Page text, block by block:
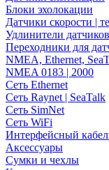
Блоки эхолокации
Датчики скорости |
Удлинители датчиков
Переходники для
NMEA, Ethernet,
NMEA 0183 | 2000
Сеть Ethernet
Сеть Raynet | SeaTalk
Сеть SimNet
Сеть WiFi
Интерфейсный
Аксессуары
Сумки и чехлы